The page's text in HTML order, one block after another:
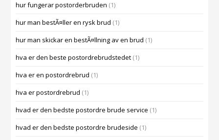
hur fungerar postorderbruden (1)
hur man bestÃ¤ller en rysk brud (1)
hur man skickar en bestÃ¤llning av en brud (1)
hva er den beste postordrebrudstedet (1)
hva er en postordrebrud (1)
hva er postordrebrud (1)
hvad er den bedste postordre brude service (1)
hvad er den bedste postordre brudeside (1)